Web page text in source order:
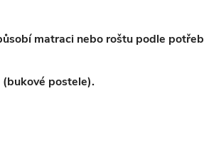
matraci nebo roštu podle
postele).